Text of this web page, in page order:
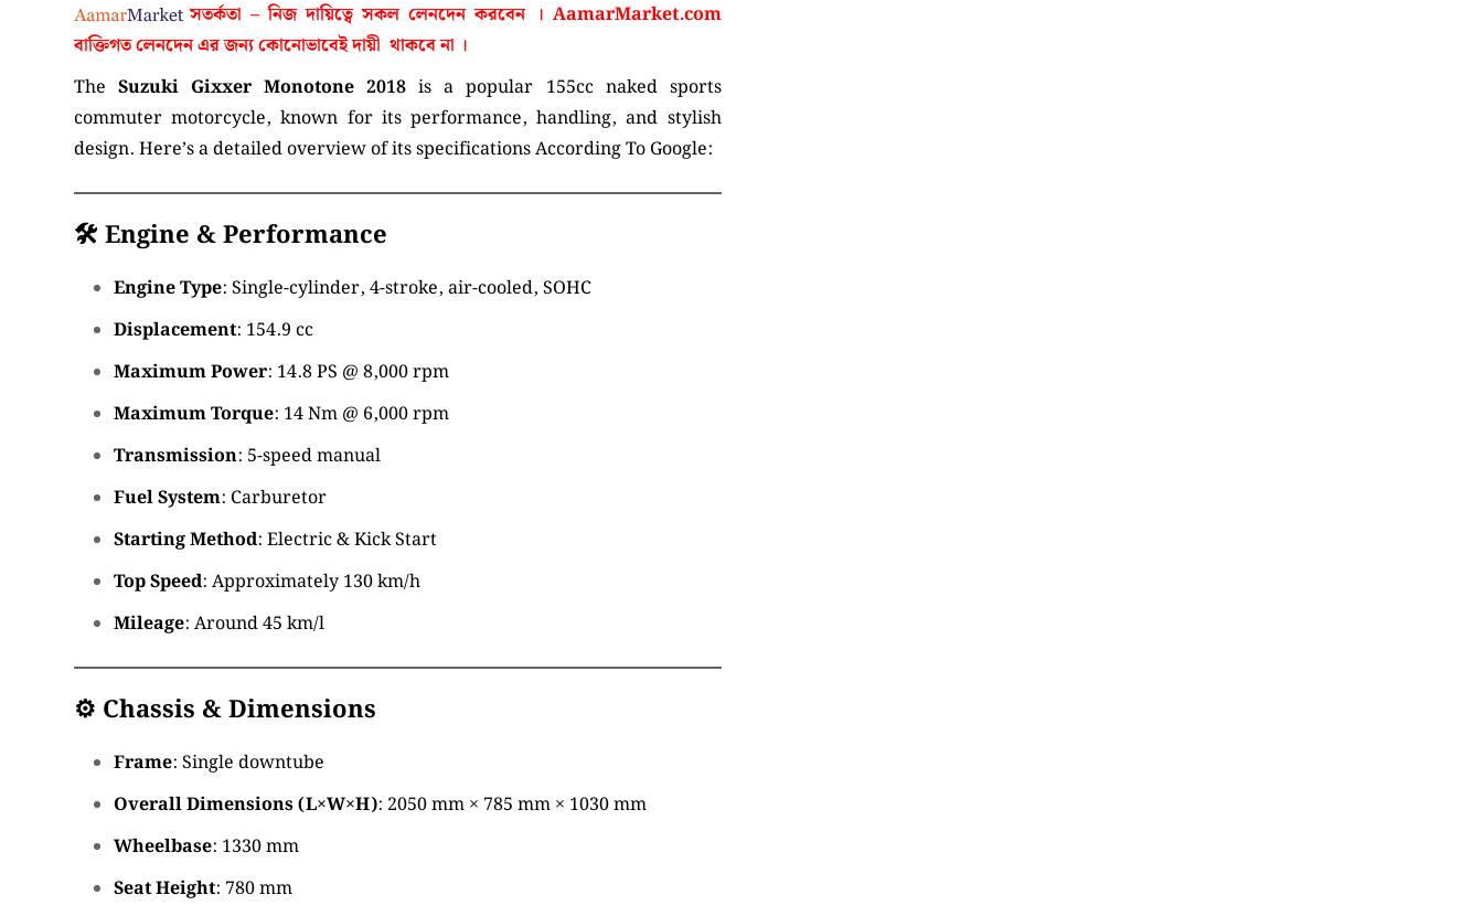
সতর্কতা – নিজ দায়িত্বে সকল লেনদেন করবেন । AamarMarket.com
বাক্তিগত লেনদেন এর জন্য কোনোভাবেইদায়ী থাকবে না ।
TheSuzuki Gixxer Monotone 2018 is a popular 155cc naked sports
commuter motorcycle, known for its performance, handling, and stylish
design. Here’s a detailed overview of its specifications According To Google:
🛠️ Engine & Performance
Engine Type: Single-cylinder, 4-stroke, air-cooled, SOHC
Displacement: 154.9 cc
Maximum Power: 14.8 PS @ 8,000 rpm
Maximum Torque: 14 Nm @ 6,000 rpm
Transmission: 5-speed manual
Fuel System: Carburetor
Starting Method: Electric & Kick Start
Top Speed: Approximately 130 km/h
Mileage: Around 45 km/l
⚙️ Chassis & Dimensions
Frame: Single downtube
Overall Dimensions (L×W×H): 2050 mm × 785 mm × 1030 mm
Wheelbase: 1330 mm
Seat Height: 780 mm